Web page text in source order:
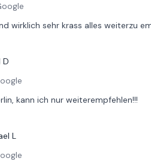
wirklich sehr krass alles weiterzu
D
kann ich nur weiterempfehlen!!!
L